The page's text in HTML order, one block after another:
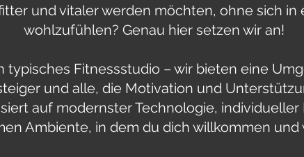
und vitaler werden möchten, ohne sich in
wohlzufühlen? Genau hier setzen wir an!
typisches Fitnessstudio – wir bieten eine
und alle, die Motivation und
auf modernster Technologie,
Ambiente, in dem du dich willkommen und